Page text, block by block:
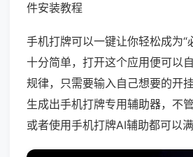
件安装教程
手机打牌可以一键让你轻松成为“
十分简单，打开这个应用便可以
规律，只需要输入自己想要的开
生成出手机打牌专用辅助器，不
或者使用手机打牌AI辅助都可以满